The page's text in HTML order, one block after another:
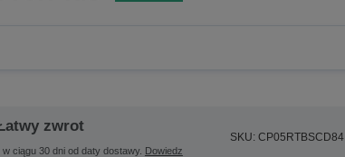
zwrot
w ciągu 30 dni od daty dostawy. Dowiedz
SKU: CP05RTBSCD84